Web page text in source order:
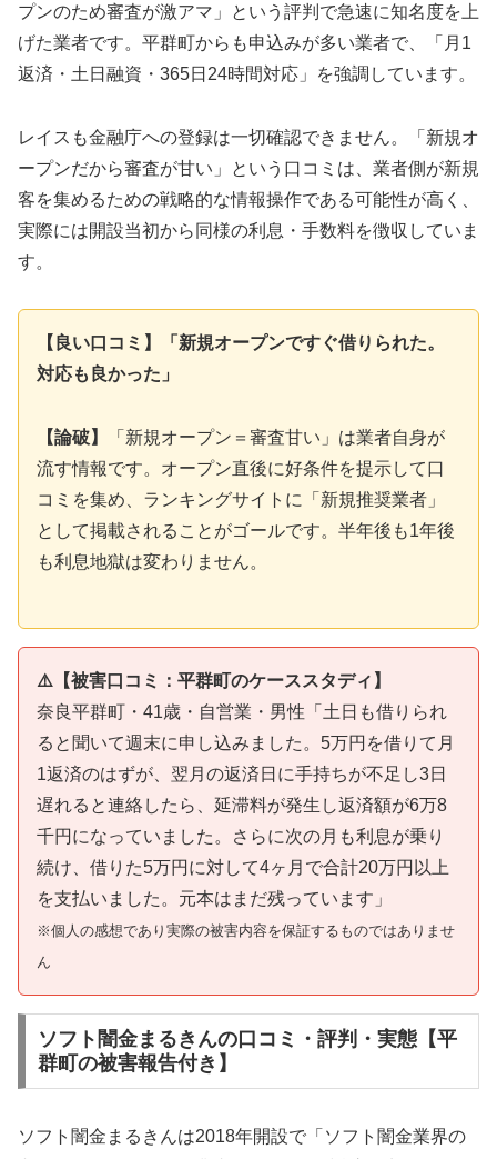
プンのため審査が激アマ」という評判で急速に知名度を上
げた業者です。平群町からも申込みが多い業者で、「月1
返済・土日融資・365日24時間対応」を強調しています。
レイスも金融庁への登録は一切確認できません。「新規オ
ープンだから審査が甘い」という口コミは、業者側が新規
客を集めるための戦略的な情報操作である可能性が高く、
実際には開設当初から同様の利息・手数料を徴収していま
す。
【良い口コミ】「新規オープンですぐ借りられた。
対応も良かった」
【論破】
「新規オープン＝審査甘い」は業者自身が
流す情報です。オープン直後に好条件を提示して口
コミを集め、ランキングサイトに「新規推奨業者」
として掲載されることがゴールです。半年後も1年後
も利息地獄は変わりません。
⚠️【被害口コミ：平群町のケーススタディ】
奈良平群町・41歳・自営業・男性「土日も借りられ
ると聞いて週末に申し込みました。5万円を借りて月
1返済のはずが、翌月の返済日に手持ちが不足し3日
遅れると連絡したら、延滞料が発生し返済額が6万8
千円になっていました。さらに次の月も利息が乗り
続け、借りた5万円に対して4ヶ月で合計20万円以上
を支払いました。元本はまだ残っています」
※個人の感想であり実際の被害内容を保証するものではありませ
ん
ソフト闇金まるきんの口コミ・評判・実態【平
群町の被害報告付き】
ソフト闇金まるきんは2018年開設で「ソフト闇金業界の